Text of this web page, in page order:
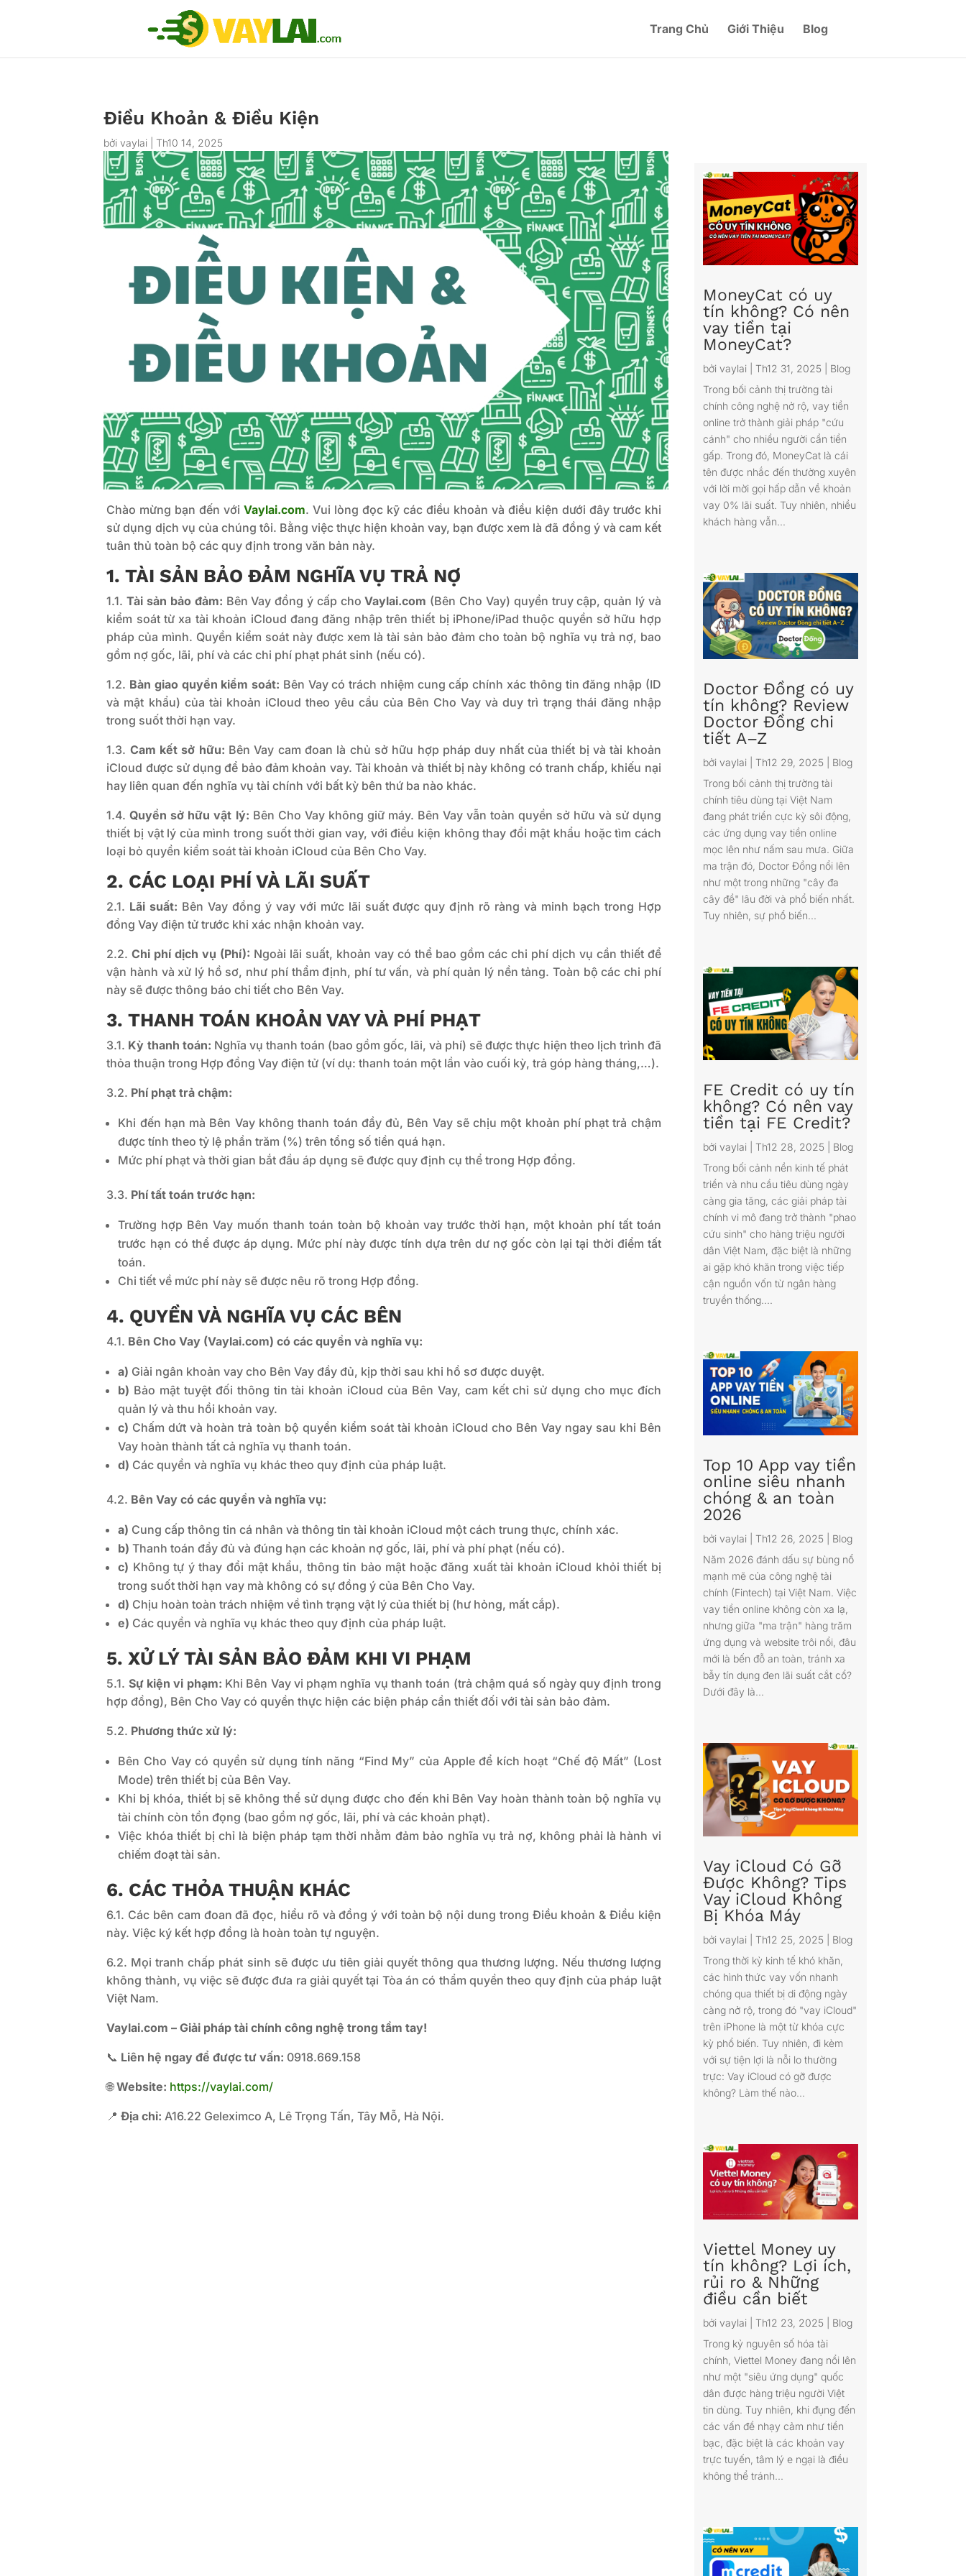
Trang Chủ Giới Thiệu Blog
Điều Khoản & Điều Kiện
bởivaylai |Th10 14, 2025
Chào mừng bạn đến vớiVaylai.com. Vui lòng đọc kỹ các điều khoản và điều kiện dưới đây trước khi
sử dụng dịch vụ của chúng tôi. Bằng việc thực hiện khoản vay, bạn được xem là đã đồng ý và cam kết
tuân thủ toàn bộ các quy định trong văn bản này.
1. TÀI SẢN BẢO ĐẢM NGHĨA VỤ TRẢ NỢ
1.1.Tài sản bảo đảm: Bên Vay đồng ý cấp choVaylai.com (Bên Cho Vay) quyền truy cập, quản lý và
kiểm soát từ xa tài khoản iCloud đang đăng nhập trên thiết bị iPhone/iPad thuộc quyền sở hữu hợp
pháp của mình. Quyền kiểm soát này được xem là tài sản bảo đảm cho toàn bộ nghĩa vụ trả nợ, bao
gồm nợ gốc, lãi, phí và các chi phí phạt phát sinh (nếu có).
1.2. Bàn giao quyền kiểm soát: Bên Vay có trách nhiệm cung cấp chính xác thông tin đăng nhập (ID
và mật khẩu) của tài khoản iCloud theo yêu cầu của Bên Cho Vay và duy trì trạng thái đăng nhập
trong suốt thời hạn vay.
1.3. Cam kết sở hữu: Bên Vay cam đoan là chủ sở hữu hợp pháp duy nhất của thiết bị và tài khoản
iCloud được sử dụng để bảo đảm khoản vay. Tài khoản và thiết bị này không có tranh chấp, khiếu nại
hay liên quan đến nghĩa vụ tài chính với bất kỳ bên thứ ba nào khác.
1.4.Quyền sở hữu vật lý: Bên Cho Vay không giữ máy. Bên Vay vẫn toàn quyền sở hữu và sử dụng
thiết bị vật lý của mình trong suốt thời gian vay, với điều kiện không thay đổi mật khẩu hoặc tìm cách
loại bỏ quyền kiểm soát tài khoản iCloud của Bên Cho Vay.
2. CÁC LOẠI PHÍ VÀ LÃI SUẤT
2.1. Lãi suất: Bên Vay đồng ý vay với mức lãi suất được quy định rõ ràng và minh bạch trong Hợp
đồng Vay điện tử trước khi xác nhận khoản vay.
2.2.Chi phí dịch vụ (Phí): Ngoài lãi suất, khoản vay có thể bao gồm các chi phí dịch vụ cần thiết để
vận hành và xử lý hồ sơ, như phí thẩm định, phí tư vấn, và phí quản lý nền tảng. Toàn bộ các chi phí
này sẽ được thông báo chi tiết cho Bên Vay.
3. THANH TOÁN KHOẢN VAY VÀ PHÍ PHẠT
3.1. Kỳ thanh toán: Nghĩa vụ thanh toán (bao gồm gốc, lãi, và phí) sẽ được thực hiện theo lịch trình đã
thỏa thuận trong Hợp đồng Vay điện tử (ví dụ: thanh toán một lần vào cuối kỳ, trả góp hàng tháng,…).
3.2. Phí phạt trả chậm:
Khi đến hạn mà Bên Vay không thanh toán đầy đủ, Bên Vay sẽ chịu một khoản phí phạt trả chậm
được tính theo tỷ lệ phần trăm (%) trên tổng số tiền quá hạn.
Mức phí phạt và thời gian bắt đầu áp dụng sẽ được quy định cụ thể trong Hợp đồng.
3.3. Phí tất toán trước hạn:
Trường hợp Bên Vay muốn thanh toán toàn bộ khoản vay trước thời hạn, một khoản phí tất toán
trước hạn có thể được áp dụng. Mức phí này được tính dựa trên dư nợ gốc còn lại tại thời điểm tất
toán.
Chi tiết về mức phí này sẽ được nêu rõ trong Hợp đồng.
4. QUYỀN VÀ NGHĨA VỤ CÁC BÊN
4.1. Bên Cho Vay (Vaylai.com) có các quyền và nghĩa vụ:
a) Giải ngân khoản vay cho Bên Vay đầy đủ, kịp thời sau khi hồ sơ được duyệt.
b) Bảo mật tuyệt đối thông tin tài khoản iCloud của Bên Vay, cam kết chỉ sử dụng cho mục đích
quản lý và thu hồi khoản vay.
c) Chấm dứt và hoàn trả toàn bộ quyền kiểm soát tài khoản iCloud cho Bên Vay ngay sau khi Bên
Vay hoàn thành tất cả nghĩa vụ thanh toán.
d) Các quyền và nghĩa vụ khác theo quy định của pháp luật.
4.2. Bên Vay có các quyền và nghĩa vụ:
a) Cung cấp thông tin cá nhân và thông tin tài khoản iCloud một cách trung thực, chính xác.
b) Thanh toán đầy đủ và đúng hạn các khoản nợ gốc, lãi, phí và phí phạt (nếu có).
c) Không tự ý thay đổi mật khẩu, thông tin bảo mật hoặc đăng xuất tài khoản iCloud khỏi thiết bị
trong suốt thời hạn vay mà không có sự đồng ý của Bên Cho Vay.
d) Chịu hoàn toàn trách nhiệm về tình trạng vật lý của thiết bị (hư hỏng, mất cắp).
e) Các quyền và nghĩa vụ khác theo quy định của pháp luật.
5. XỬ LÝ TÀI SẢN BẢO ĐẢM KHI VI PHẠM
5.1. Sự kiện vi phạm: Khi Bên Vay vi phạm nghĩa vụ thanh toán (trả chậm quá số ngày quy định trong
hợp đồng), Bên Cho Vay có quyền thực hiện các biện pháp cần thiết đối với tài sản bảo đảm.
5.2. Phương thức xử lý:
Bên Cho Vay có quyền sử dụng tính năng “Find My” của Apple để kích hoạt “Chế độ Mất” (Lost
Mode) trên thiết bị của Bên Vay.
Khi bị khóa, thiết bị sẽ không thể sử dụng được cho đến khi Bên Vay hoàn thành toàn bộ nghĩa vụ
tài chính còn tồn đọng (bao gồm nợ gốc, lãi, phí và các khoản phạt).
Việc khóa thiết bị chỉ là biện pháp tạm thời nhằm đảm bảo nghĩa vụ trả nợ, không phải là hành vi
chiếm đoạt tài sản.
6. CÁC THỎA THUẬN KHÁC
6.1. Các bên cam đoan đã đọc, hiểu rõ và đồng ý với toàn bộ nội dung trong Điều khoản & Điều kiện
này. Việc ký kết hợp đồng là hoàn toàn tự nguyện.
6.2. Mọi tranh chấp phát sinh sẽ được ưu tiên giải quyết thông qua thương lượng. Nếu thương lượng
không thành, vụ việc sẽ được đưa ra giải quyết tại Tòa án có thẩm quyền theo quy định của pháp luật
Việt Nam.
Vaylai.com – Giải pháp tài chính công nghệ trong tầm tay!
📞 Liên hệ ngay để được tư vấn: 0918.669.158
🌐Website: https://vaylai.com/
📍Địa chỉ: A16.22 Geleximco A, Lê Trọng Tấn, Tây Mỗ, Hà Nội.
MoneyCat có uy
tín không? Có nên
vay tiền tại
MoneyCat?
bởi vaylai| Th12 31, 2025
Blog
Trong bối cảnh thị trường tài
chính công nghệ nở rộ, vay tiền
online trở thành giải pháp "cứu
cánh" cho nhiều người cần tiền
gấp. Trong đó, MoneyCat là cái
tên được nhắc đến thường xuyên
với lời mời gọi hấp dẫn về khoản
vay 0% lãi suất. Tuy nhiên, nhiều
khách hàng vẫn...
Doctor Đồng có uy
tín không? Review
Doctor Đồng chi
tiết A–Z
bởi vaylai| Th12 29, 2025
Blog
Trong bối cảnh thị trường tài
chính tiêu dùng tại Việt Nam
đang phát triển cực kỳ sôi động,
các ứng dụng vay tiền online
mọc lên như nấm sau mưa. Giữa
ma trận đó, Doctor Đồng nổi lên
như một trong những "cây đa
cây đề" lâu đời và phổ biến nhất.
Tuy nhiên, sự phổ biến...
FE Credit có uy tín
không? Có nên vay
tiền tại FE Credit?
bởi vaylai| Th12 28, 2025
Blog
Trong bối cảnh nền kinh tế phát
triển và nhu cầu tiêu dùng ngày
càng gia tăng, các giải pháp tài
chính vi mô đang trở thành "phao
cứu sinh" cho hàng triệu người
dân Việt Nam, đặc biệt là những
ai gặp khó khăn trong việc tiếp
cận nguồn vốn từ ngân hàng
truyền thống....
Top 10 App vay tiền
online siêu nhanh
chóng & an toàn
2026
bởi vaylai| Th12 26, 2025
Blog
Năm 2026 đánh dấu sự bùng nổ
mạnh mẽ của công nghệ tài
chính (Fintech) tại Việt Nam. Việc
vay tiền online không còn xa lạ,
nhưng giữa "ma trận" hàng trăm
ứng dụng và website trôi nổi, đâu
mới là bến đỗ an toàn, tránh xa
bẫy tín dụng đen lãi suất cắt cổ?
Dưới đây là...
Vay iCloud Có Gỡ
Được Không? Tips
Vay iCloud Không
Bị Khóa Máy
bởi vaylai| Th12 25, 2025
Blog
Trong thời kỳ kinh tế khó khăn,
các hình thức vay vốn nhanh
chóng qua thiết bị di động ngày
càng nở rộ, trong đó "vay iCloud"
trên iPhone là một từ khóa cực
kỳ phổ biến. Tuy nhiên, đi kèm
với sự tiện lợi là nỗi lo thường
trực: Vay iCloud có gỡ được
không? Làm thế nào...
Viettel Money uy
tín không? Lợi ích,
rủi ro & Những
điều cần biết
bởi vaylai| Th12 23, 2025
Blog
Trong kỷ nguyên số hóa tài
chính, Viettel Money đang nổi lên
như một "siêu ứng dụng" quốc
dân được hàng triệu người Việt
tin dùng. Tuy nhiên, khi đụng đến
các vấn đề nhạy cảm như tiền
bạc, đặc biệt là các khoản vay
trực tuyến, tâm lý e ngại là điều
không thể tránh...